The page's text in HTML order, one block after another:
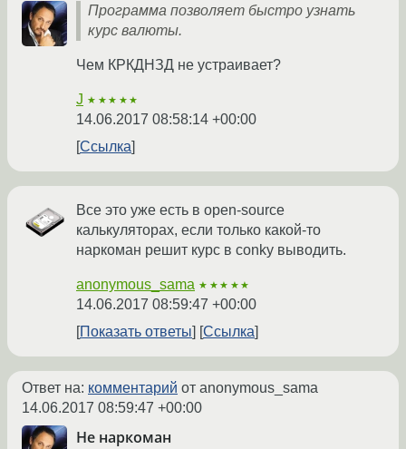
Программа позволяет быстро узнать
курс валюты.
Чем КРКДНЗД не устраивает?
J ★★★★★
14.06.2017 08:58:14 +00:00
Ссылка
Все это уже есть в open-source
калькуляторах, если только какой-то
наркоман решит курс в conky выводить.
anonymous_sama ★★★★★
14.06.2017 08:59:47 +00:00
Показать ответы
Ссылка
Ответ на: комментарий от anonymous_sama
14.06.2017 08:59:47 +00:00
Не наркоман